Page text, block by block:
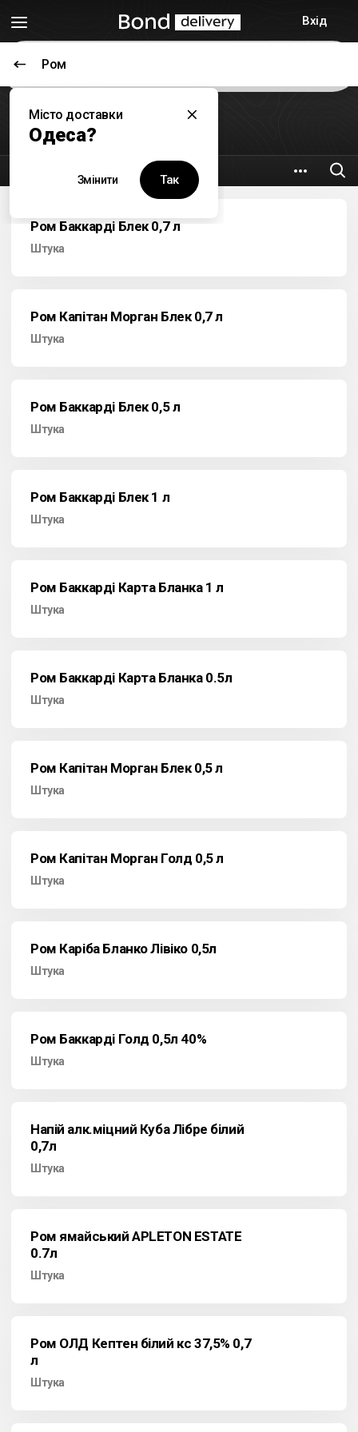
Місто доставки
Одеса?
Змінити Так
Вхід
Гурман
7.6 км
Ром
Ром Баккарді Блек 0,7 л
Штука
Ром Капітан Морган Блек 0,7 л
Штука
Ром Баккарді Блек 0,5 л
Штука
Ром Баккарді Блек 1 л
Штука
Ром Баккарді Карта Бланка 1 л
Штука
Ром Баккарді Карта Бланка 0.5л
Штука
Ром Капітан Морган Блек 0,5 л
Штука
Ром Капітан Морган Голд 0,5 л
Штука
Ром Каріба Бланко Лівіко 0,5л
Штука
Ром Баккарді Голд 0,5л 40%
Штука
Напій алк.міцний Куба Лібре білий
0,7л
Штука
Ром ямайський APLETON ESTATE
0.7л
Штука
Ром ОЛД Кептен білий кс 37,5% 0,7
л
Штука